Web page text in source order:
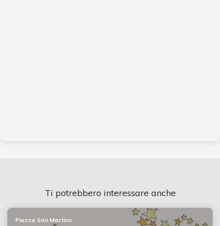
Ti potrebbero interessare anche
Piazza San Martino